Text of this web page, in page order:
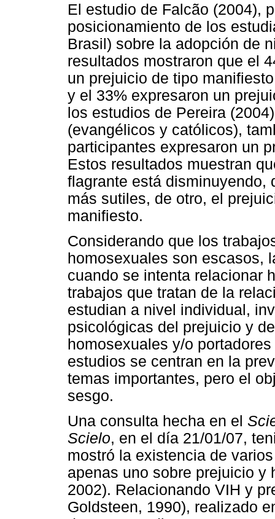
El estudio de Falcão (2004),
posicionamiento de los
Brasil) sobre la adopción de
resultados mostraron que el
un prejuicio de tipo
y el 33% expresaron un
los estudios de Pereira
(evangélicos y católicos),
participantes expresaron un
Estos resultados muestran
flagrante está disminuyendo,
más sutiles, de otro, el
manifiesto.
Considerando que los
homosexuales son escasos,
cuando se intenta relacionar
trabajos que tratan de la
estudian a nivel individual,
psicológicas del prejuicio y
homosexuales y/o
estudios se centran en la
temas importantes, pero el
sesgo.
Una consulta hecha en el
Scielo, en el día 21/01/07,
mostró la existencia de
apenas uno sobre prejuicio y
2002). Relacionando VIH y
Goldsteen, 1990), realizado